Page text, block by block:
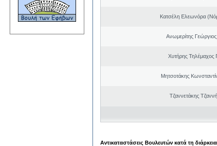
Κατσέλη Ελεωνόρα
Ανωμερίτης
Χυτήρης Τηλέμαχος
Μητσοτάκης
Τζαννετάκης
Αντικαταστάσεις Βουλευτών κατά τη